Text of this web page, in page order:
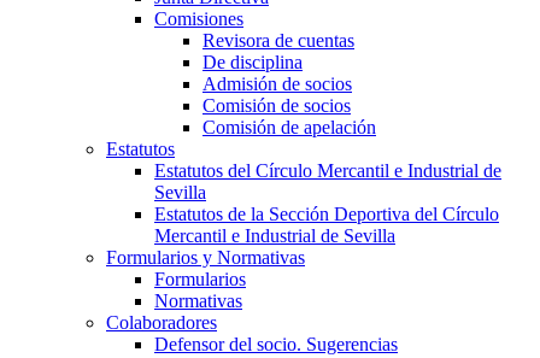
Comisiones
Revisora de cuentas
De disciplina
Admisión de socios
Comisión de socios
Comisión de apelación
Estatutos
Estatutos del Círculo Mercantil e Industrial de
Sevilla
Estatutos de la Sección Deportiva del Círculo
Mercantil e Industrial de Sevilla
Formularios y Normativas
Formularios
Normativas
Colaboradores
Defensor del socio. Sugerencias